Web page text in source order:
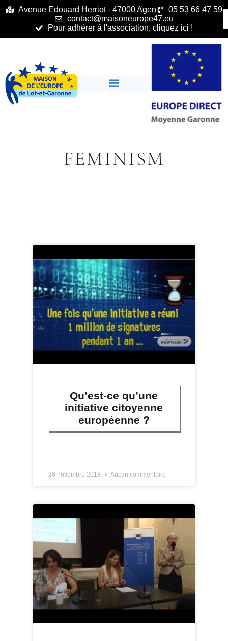
principalAvenue Edouard Herriot - 47000 Agen
05 53 66 47 59
contact@maisoneurope47.eu
Pour adhérer à l'association, cliquez ici !
FEMINISM
Qu’est-ce qu’une
initiative citoyenne
européenne ?
26 novembre 2018 Aucun commentaire